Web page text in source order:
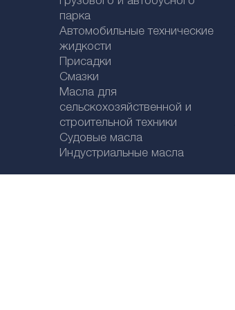
парка
Автомобильные технические
жидкости
Присадки
Смазки
Масла для
сельскохозяйственной и
строительной техники
Судовые масла
Индустриальные масла